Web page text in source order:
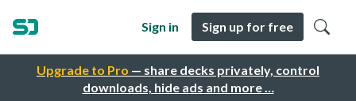
Upgrade to Pro — share decks privately, control
downloads, hide ads and more …
Sign in Sign up for free